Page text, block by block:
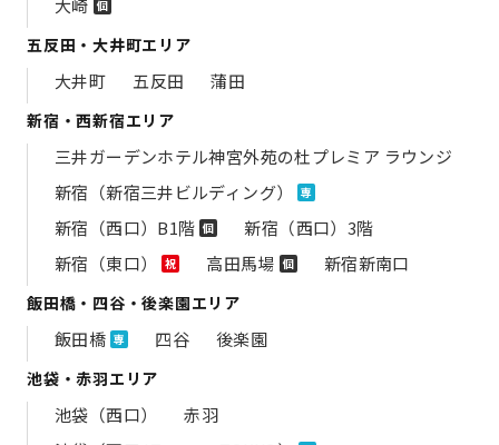
個
五反田・大井町エリア
大井町 五反田 蒲田
新宿・西新宿エリア
三井ガーデンホテル神宮外苑の​杜プレミア ラウンジ
新宿（新宿三井ビルディング）
専
新宿（西口）B1階 個
新宿（西口）3階
新宿（東口）
祝 高田馬場 個 新宿新南口
飯田橋・四谷・後楽園エリア
飯田橋 専 四谷 後楽園
池袋・赤羽エリア
池袋（西口）
赤羽